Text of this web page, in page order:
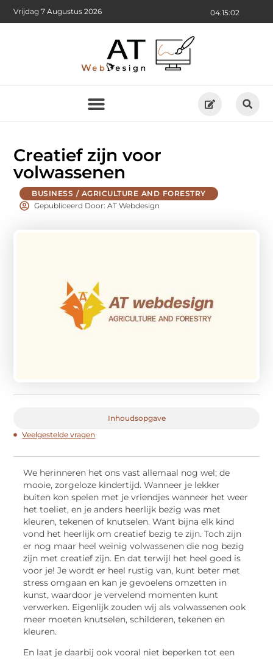
04:15:03
Vrijdag 7 Augustus 2026
Creatief zijn voor
volwassenen
BUSINESS / AGRICULTURE AND FORESTRY
Gepubliceerd Door: AT Webdesign
Inhoudsopgave
Veelgestelde vragen
We herinneren het ons vast allemaal nog wel; de
mooie, zorgeloze kindertijd. Wanneer je lekker
buiten kon spelen met je vriendjes wanneer het weer
het toeliet, en je anders heerlijk bezig was met
kleuren, tekenen of knutselen. Want bijna elk kind
vond het heerlijk om creatief bezig te zijn. Toch zijn
er nog maar heel weinig volwassenen die nog bezig
zijn met creatief zijn. En dat terwijl het heel goed is
voor je! Je wordt er heel rustig van, kunt beter met
stress omgaan en kan je gevoelens omzetten in
kunst, waardoor je vervelend momenten kunt
verwerken. Eigenlijk zouden wij als volwassenen ook
meer moeten knutselen, schilderen, tekenen en
kleuren.
En laat je daarbij ook vooral niet beperken tot een